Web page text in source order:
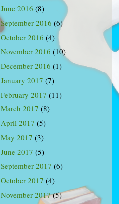
June 2016 (8)
September 2016 (6)
October 2016 (4)
November 2016 (10)
December 2016 (1)
January 2017 (7)
February 2017 (11)
March 2017 (8)
April 2017 (5)
May 2017 (3)
June 2017 (5)
September 2017 (6)
October 2017 (4)
November 2017(5)